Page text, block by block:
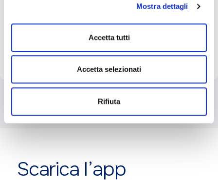
mantenendo le impostazioni di default (solo cookie tecnici
attivi).
Mostra dettagli
Accetta tutti
Accetta selezionati
Rifiuta
Dichiaro di aver letto l’informativa sulla privacy*
Scarica l’app